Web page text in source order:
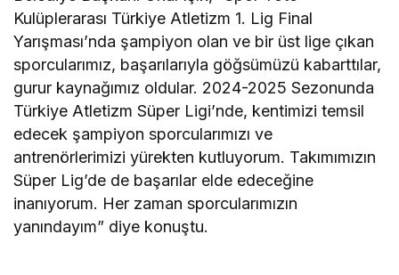
Kulüplerarası Türkiye Atletizm 1. Lig Final
Yarışması’nda şampiyon olan ve bir üst lige çıkan
sporcularımız, başarılarıyla göğsümüzü kabarttılar,
gurur kaynağımız oldular. 2024-2025 Sezonunda
Türkiye Atletizm Süper Ligi’nde, kentimizi temsil
edecek şampiyon sporcularımızı ve
antrenörlerimizi yürekten kutluyorum. Takımımızın
Süper Lig’de de başarılar elde edeceğine
inanıyorum. Her zaman sporcularımızın
yanındayım” diye konuştu.